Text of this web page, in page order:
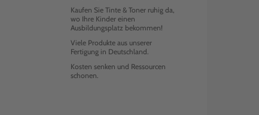
Kaufen Sie Tinte & Toner ruhig da,
wo Ihre Kinder einen
Ausbildungsplatz bekommen!
Viele Produkte aus unserer
Fertigung in Deutschland.
Kosten senken und Ressourcen
schonen.